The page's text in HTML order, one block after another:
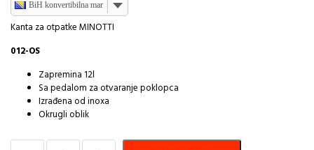
BiH konvertibilna marka
Kanta za otpatke MINOTTI
012-OS
Zapremina 12l
Sa pedalom za otvaranje poklopca
Izrađena od inoxa
Okrugli oblik